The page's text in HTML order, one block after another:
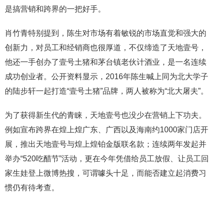
是搞营销和跨界的一把好手。
肖竹青特别提到，陈生对市场有着敏锐的市场直觉和强大的
创新力，对员工和经销商也很厚道，不仅缔造了天地壹号，
他还一手创办了壹号土猪和茅台镇老伙计酒业，是一名连续
成功创业者。公开资料显示，2016年陈生喊上同为北大学子
的陆步轩一起打造“壹号土猪”品牌，两人被称为“北大屠夫”。
为了获得新生代的青睐，天地壹号也没少在营销上下功夫。
例如宣布跨界在煌上煌广东、广西以及海南约1000家门店开
展，推出天地壹号与煌上煌铂金版联名款；连续两年发起并
举办“520吃醋节”活动，更在今年凭借给员工放假、让员工回
家生娃登上微博热搜，可谓噱头十足，而能否建立起消费习
惯仍有待考查。